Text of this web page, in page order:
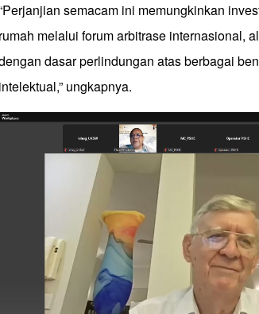
semacam ini memungkinkan
rumah melalui forum arbitrase internasional,
dasar perlindungan atas berbagai
intelektual,” ungkapnya.